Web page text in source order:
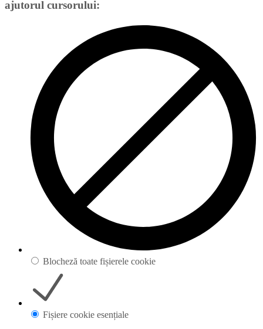
ajutorul cursorului:
Blocheză toate fișierele cookie
Fișiere cookie esențiale